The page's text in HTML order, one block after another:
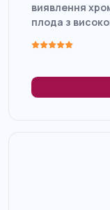
виявлення
плода з